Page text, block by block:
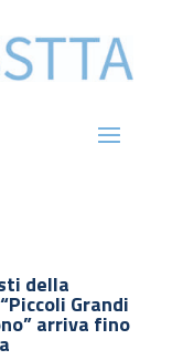
della
Grandi
arriva fino